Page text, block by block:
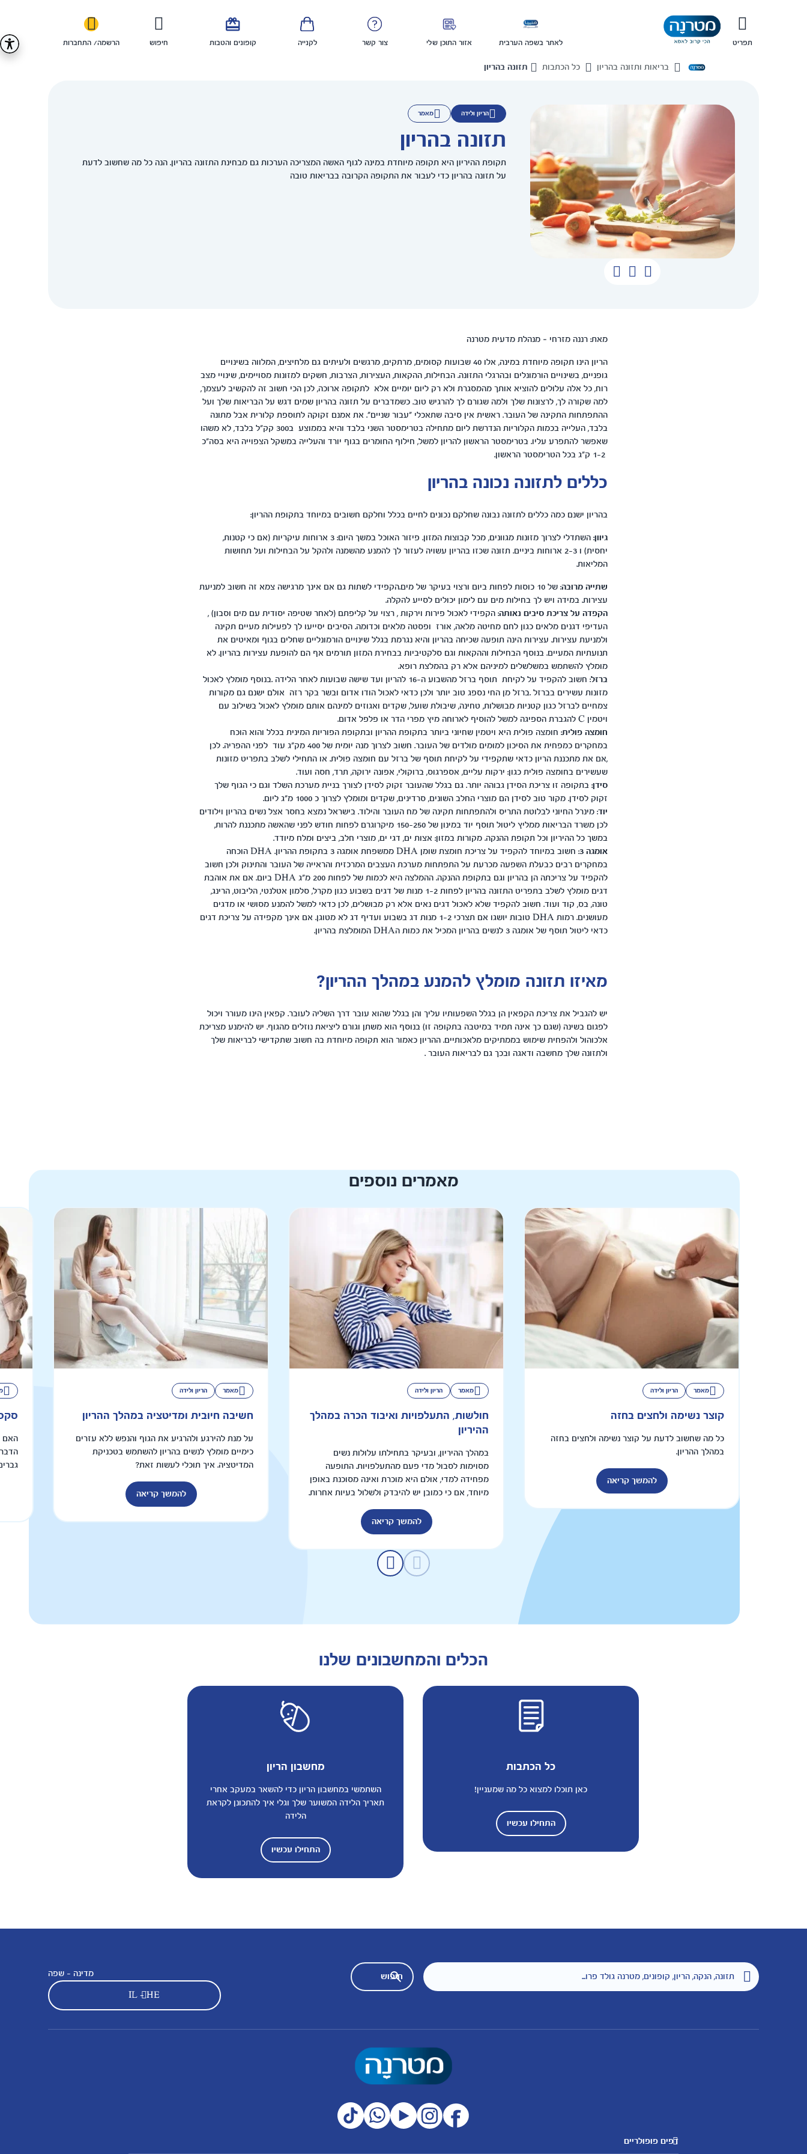
תפריט לאתר בשפה הערבית אזור התוכן שלי צור קשר לקנייה

קופונים והטבות חיפוש הרשמה/ התחברות
בית
בריאות ותזונה בהריון כל הכתבות תזונה בהריון
הריון ולידה מאמר
תזונה בהריון
תקופת ההיריון היא תקופה מיוחדת במינה לגוף האשה המצריכה הערכות גם מבחינת התזונה בהריון. הנה כל מה שחשוב לדעת
על תזונה בהריון כדי לעבור את התקופה הקרובה בבריאות טובה
מאת: רננה מזרחי – מנהלת מדעית מטרנה
הריון הינו תקופה מיוחדת במינה, אלו 40 שבועות קסומים, מרתקים, מרגשים ולעיתים גם מלחיצים, המלווה בשינויים
גופניים, בשינויים הורמונלים ובהרגלי התזונה. הבחילות, ההקאות, העצירות, הצרבות, חשקים למזונות מסויימים, שינויי מצב
רוח, כל אלה עלולים להוציא אותך מהמסגרת ולא רק ליום יומיים אלא לתקופה ארוכה, לכן הכי חשוב זה להקשיב לעצמך,
למה שקורה לך, לרצונות שלך ולמה שגורם לך להרגיש טוב. כשמדברים על תזונה בהריון שמים דגש על הבריאות שלך ועל
ההתפתחות התקינה של העובר. ראשית אין סיבה שתאכלי "עבור שניים". את אמנם זקוקה לתוספת קלורית אבל מתונה
בלבד, העלייה בכמות הקלוריות הנדרשת ליום מתחילה בטרימסטר השני בלבד והיא בממוצע ב300 קק"ל בלבד, לא משהו
שאפשר להתפרע עליו. בטרימסטר הראשון להריון למשל, חילוף החומרים בגוף יורד והעלייה במשקל הצפוייה היא בסה"כ
כללים לתזונה נכונה בהריון
בהריון ישנם כמה כללים לתזונה נבונה שחלקם נכונים לחיים בכלל וחלקם חשובים במיוחד בתקופת ההריון:
גיוון
: השתדלי לצרוך מזונות מגוונים, מכל קבוצות המזון. פיזור האוכל במשך היום: 3 ארוחות עיקריות (אם כי קטנות,
יחסית) ו 2-3 ארוחות ביניים. תזונה שכזו בהריון עשויה לעזור לך להמנע מהשמנה ולהקל על הבחילות ועל תחושות
המליאות.
שתייה מרובה
: של 10 כוסות לפחות ביום ורצוי בעיקר של מים.הקפידי לשתות גם אם אינך מרגישה צמא זה חשוב למניעת
עצירות. במידה ויש לך בחילות מים עם לימון יכולים לסייע להקלה.
הקפדה על צריכת סיבים נאותה: הקפידי לאכול פירות וירקות , רצוי על קליפתם (לאחר שטיפה יסודית עם מים וסבון) ,
העדיפי דגנים מלאים כגון לחם מחיטה מלאה, אורז ופסטה מלאים וכדומה. הסיבים יסייעו לך לפעילות מעיים תקינה
ולמניעת עצירות. עצירות הינה תופעה שכיחה בהריון והיא נגרמת בגלל שינויים הורמונליים שחלים בגוף ומאיטים את
תנועתיות המעיים. בנוסף הבחילות וההקאות וגם סלקטיביות בבחירת המזון תורמים אף הם להופעת עצירות בהריון. לא
מומלץ להשתמש במשלשלים למיניהם אלא רק בהמלצת רופא.
ברזל
: חשוב להקפיד על לקיחת תוסף ברזל מהשבוע ה-16 להריון ועד שישה שבועות לאחר הלידה .בנוסף מומלץ לאכול
מזונות עשירים בברזל .ברזל מן החי נספג טוב יותר ולכן כדאי לאכול הודו אדום ובשר בקר רזה אולם ישנם גם מקורות
צמחיים לברזל כגון קטניות מבושלות, טחינה, שיבולת שועל, שקדים ואגוזים למינהם אותם מומלץ לאכול בשילוב עם
ויטמין C להגברת הספיגה למשל להוסיף לארוחה מיץ מפרי הדר או פלפל אדום.
חומצה פולית: חומצה פולית היא ויטמין שחיוני ביותר בתקופת ההריון ובתקופת הפוריות המינית בכלל והוא הוכח
במחקרים כמפחית את הסיכון למומים מולדים של העובר. חשוב לצרוך מנה יומית של 400 מק"ג עוד לפני ההפריה. לכן
,אם את מתכננת הריון כדאי שתקפידי על לקיחת תוסף של ברזל עם חומצה פולית. או התחילי לשלב בתפריט מזונות
שעשירים בחומצה פולית כגון: ירקות עליים, אספרגוס, ברוקולי, אפונה ירוקה, תרד, חסה ועוד.
סידן: בתקופה זו צריכת הסידן גבוהה יותר. גם בגלל שהעובר זקוק לסידן לצורך בניית מערכת השלד וגם כי הגוף שלך
זקוק לסידן. מקור טוב לסידן הם מוצרי החלב השונים, סרדינים, שקדים ומומלץ לצרוך כ 1000 מ"ג ליום.
יוד: מינרל החיוני לבלוטת התריס ולהתפתחות תקינה של מח העובר והילוד. בישראל נמצא בחסר אצל נשים בהריון וילודים
לכן משרד הבריאות ממליץ ליטול תוסף יוד במינון של 150-250 מיקרוגרם לפחות חודש לפני שהאשה מתכננת להרות,
במשך כל ההיריון וכל תקופת ההנקה. מקורות במזון: אצות ים, דגי ים, מוצרי חלב, ביצים ומלח מיודד.
אומגה 3
: חשוב במיוחד להקפיד על צריכת חומצת שומן DHA ממשפחת אומגה 3 בתקופת ההריון. DHA הוכחה
במחקרים רבים כבעלת השפעה מכרעת על התפתחות מערכת העצבים המרכזית והראייה של העובר והתינוק ולכן חשוב
להקפיד על צריכתה הן בהריון וגם בתקופת ההנקה. ההמלצה היא לכמות של לפחות 200 מ"ג DHA ביום. אם את אוהבת
דגים מומלץ לשלב בתפריט התזונה בהריון לפחות 1-2 מנות של דגים בשבוע כגון מקרל, סלמון אטלנטי, הליבוט, הרינג,
טונה, בס, קוד ועוד. חשוב להקפיד שלא לאכול דגים נאים אלא רק מבושלים, לכן כדאי למשל להמנע מסושי או מדגים
מעושנים. רמות DHA טובות יושגו אם תצרכי 1-2 מנות דג בשבוע ועדיף דג לא מטוגן. אם אינך מקפידה על צריכת דגים
כדאי ליטול תוסף של אומגה 3 לנשים בהריון המכיל את כמות הDHA המומלצת בהריון.
מאיזו תזונה מומלץ להמנע במהלך ההריון?
יש להגביל את צריכת הקפאין הן בגלל השפעותיו עליך והן בגלל שהוא עובר דרך השליה לעובר. קפאין הינו מעורר ויכול
לפגום בשינה (שגם כך אינה תמיד במיטבה בתקופה זו) בנוסף הוא משתן וגורם ליציאת נוזלים מהגוף. יש להימנע מצריכת
אלכוהול ולהפחית שימוש בממתיקים מלאכותיים. ההריון כאמור הוא תקופה מיוחדת בה חשוב שתקדישי לבריאות שלך
ולתזונה שלך מחשבה ודאגה ובכך גם לבריאות העובר .
מאמרים נוספים
מאמר הריון ולידה
קוצר נשימה ולחצים בחזה
כל מה שחשוב לדעת על קוצר נשימה ולחצים בחזה
במהלך ההריון.
להמשך קריאה
מאמר הריון ולידה
חולשות, התעלפויות ואיבוד הכרה במהלך
ההיריון
במהלך ההיריון, ובעיקר בתחילתו עלולות נשים
מסוימות לסבול מדי פעם מהתעלפויות. התופעה
מפחידה למדי, אולם היא מוכרת ואינה מסוכנת באופן
מיוחד, אם כי כמובן יש להיבדק ולשלול בעיות אחרות.
להמשך קריאה
מאמר הריון ולידה
חשיבה חיובית ומדיטציה במהלך ההריון
על מנת להירגע ולהרגיע את הגוף והנפש ללא עזרים
כימיים מומלץ לנשים בהריון להשתמש בטכניקת
המדיטציה. איך תוכלי לעשות זאת?
להמשך קריאה
האם
הכלים והמחשבונים שלנו
כל הכתבות
כאן תוכלו למצוא כל מה שמעניין!
התחילו עכשיו
מחשבון הריון
השתמשי במחשבון הריון כדי להשאר במעקב אחרי
תאריך הלידה המשוער שלך וגלי איך להתכונן לקראת
הלידה
התחילו עכשיו
מדינה - שפה
IL - HE
דפים פופולריים